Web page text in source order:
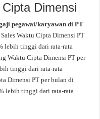
Dimensi
pegawai/karyawan di PT
Waktu Cipta Dimensi PT
lebih tinggi dari rata-rata
Waktu Cipta Dimensi PT per
tinggi dari rata-rata
Dimensi PT per bulan di
lebih tinggi dari rata-rata